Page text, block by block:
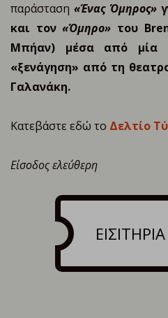
παράσταση «Ένας Όμηρος»
και τον«Όμηρο» του
Μπήαν) μέσα από μία
«ξενάγηση» από τη
Γαλανάκη.
Κατεβάστε εδώ το Δελτίο
Είσοδος ελεύθερη
ΕΙΣΙΤΗΡΙΑ